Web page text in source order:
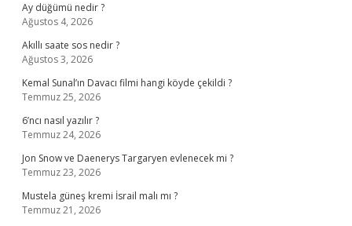
Ay düğümü nedir ?
Ağustos 4, 2026
Akıllı saate sos nedir ?
Ağustos 3, 2026
Kemal Sunal’ın Davacı filmi hangi köyde çekildi ?
Temmuz 25, 2026
6’ncı nasıl yazılır ?
Temmuz 24, 2026
Jon Snow ve Daenerys Targaryen evlenecek mi ?
Temmuz 23, 2026
Mustela güneş kremi İsrail malı mı ?
Temmuz 21, 2026